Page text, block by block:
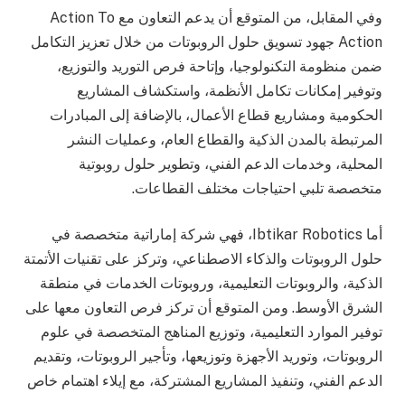
وفي المقابل، من المتوقع أن يدعم التعاون مع Action To
Action جهود تسويق حلول الروبوتات من خلال تعزيز التكامل
ضمن منظومة التكنولوجيا، وإتاحة فرص التوريد والتوزيع،
وتوفير إمكانات تكامل الأنظمة، واستكشاف المشاريع
الحكومية ومشاريع قطاع الأعمال، بالإضافة إلى المبادرات
المرتبطة بالمدن الذكية والقطاع العام، وعمليات النشر
المحلية، وخدمات الدعم الفني، وتطوير حلول روبوتية
متخصصة تلبي احتياجات مختلف القطاعات.
أما Ibtikar Robotics، فهي شركة إماراتية متخصصة في
حلول الروبوتات والذكاء الاصطناعي، وتركز على تقنيات الأتمتة
الذكية، والروبوتات التعليمية، وروبوتات الخدمات في منطقة
الشرق الأوسط. ومن المتوقع أن تركز فرص التعاون معها على
توفير الموارد التعليمية، وتوزيع المناهج المتخصصة في علوم
الروبوتات، وتوريد الأجهزة وتوزيعها، وتأجير الروبوتات، وتقديم
الدعم الفني، وتنفيذ المشاريع المشتركة، مع إيلاء اهتمام خاص